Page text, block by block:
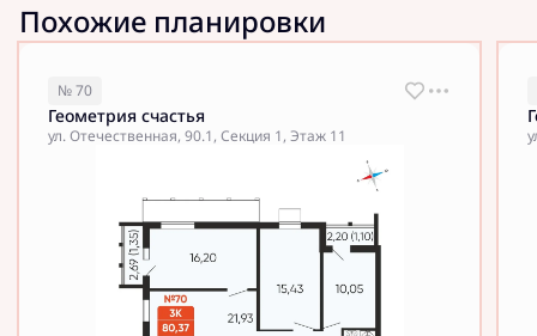
Похожие планировки
№ 70
Геометрия счастья
ул. Отечественная, 90.1, Секция 1, Этаж 11